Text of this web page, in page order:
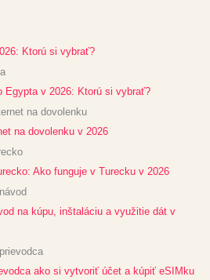
Ktorú si vybrať?
Egypta v 2026: Ktorú si vybrať?
na dovolenku v 2026
Ako funguje v Turecku v 2026
na kúpu, inštaláciu a využitie dát v
ako si vytvoriť účet a kúpiť eSIMku